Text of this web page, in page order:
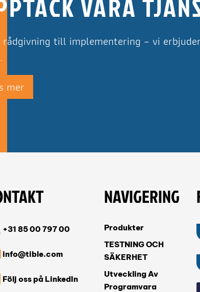
rådgivning till implementering – vi
mer
+31 85 00 797 00
info@tible.com
Följ oss på LinkedIn
NAVIGERING
Produkter
TESTNING OCH
SÄKERHET
Utveckling Av
Programvara